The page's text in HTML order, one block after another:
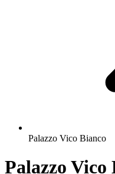
Palazzo Vico Bianco
Palazzo Vico